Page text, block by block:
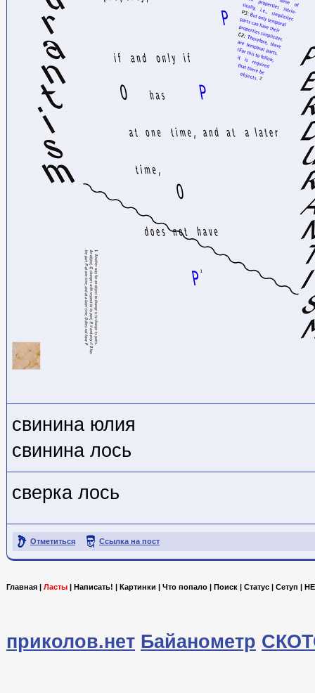
свинина юлия
свинина лось
сверка лось
Отметиться Ссылка на пост
Главная | Ласты | Написать! | Картинки | Что попало | Поиск | Статус | Сетуп |
приколов.нет Байанометр